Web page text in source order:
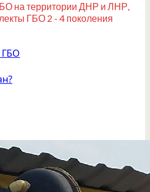
на территории ДНР и ЛНР,
ГБО 2 - 4 поколения